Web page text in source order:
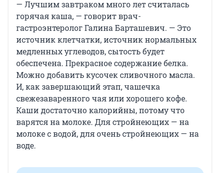
— Лучшим завтраком много лет считалась
горячая каша, — говорит врач-
гастроэнтеролог Галина Барташевич. — Это
источник клетчатки, источник нормальных
медленных углеводов, сытость будет
обеспечена. Прекрасное содержание белка.
Можно добавить кусочек сливочного масла.
И, как завершающий этап, чашечка
свежезаваренного чая или хорошего кофе.
Каши достаточно калорийны, потому что
варятся на молоке. Для стройнеющих — на
молоке с водой, для очень стройнеющих — на
воде.